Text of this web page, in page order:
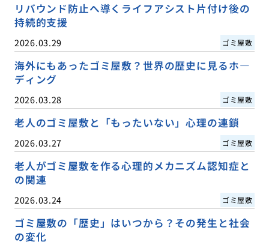
リバウンド防止へ導くライフアシスト片付け後の
持続的支援
2026.03.29 ゴミ屋敷
海外にもあったゴミ屋敷？世界の歴史に見るホ―
ディング
2026.03.28 ゴミ屋敷
老人のゴミ屋敷と「もったいない」心理の連鎖
2026.03.27 ゴミ屋敷
老人がゴミ屋敷を作る心理的メカニズム認知症と
の関連
2026.03.24 ゴミ屋敷
ゴミ屋敷の「歴史」はいつから？その発生と社会
の変化